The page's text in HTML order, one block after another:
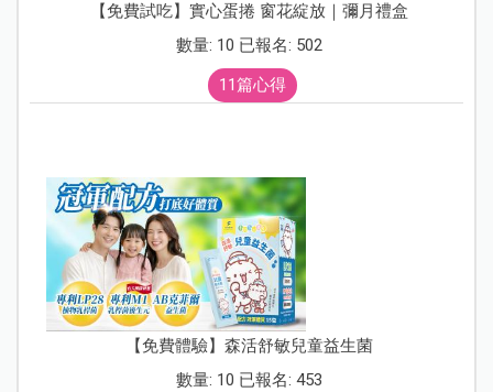
【免費試吃】實心蛋捲 窗花綻放｜彌月禮盒
數量: 10 已報名: 502
11篇心得
【免費體驗】森活舒敏兒童益生菌
數量: 10 已報名: 453